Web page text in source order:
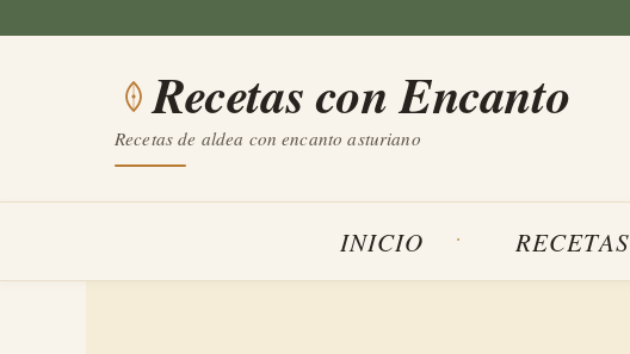
contenido
Recetas con Encanto
Recetas de aldea con encanto asturiano
INICIO RECETAS